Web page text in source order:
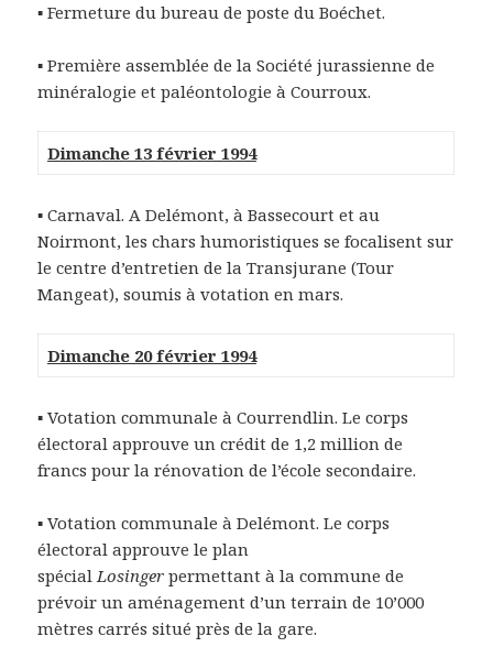
▪ Fermeture du bureau de poste du Boéchet.
▪ Première assemblée de la Société jurassienne de
minéralogie et paléontologie à Courroux.
Dimanche 13 février 1994
▪ Carnaval. A Delémont, à Bassecourt et au
Noirmont, les chars humoristiques se focalisent sur
le centre d’entretien de la Transjurane (Tour
Mangeat), soumis à votation en mars.
Dimanche 20 février 1994
▪ Votation communale à Courrendlin. Le corps
électoral approuve un crédit de 1,2 million de
francs pour la rénovation de l’école secondaire.
▪ Votation communale à Delémont. Le corps
électoral approuve le plan
spécialLosinger permettant à la commune de
prévoir un aménagement d’un terrain de 10’000
mètres carrés situé près de la gare.